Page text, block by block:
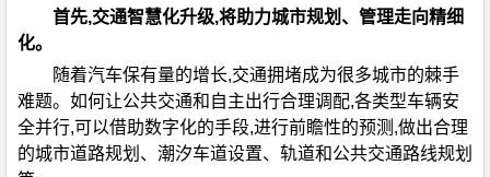
首先,交通智慧化升级,将助力城市规划、管理走向精细
化。
随着汽车保有量的增长,交通拥堵成为很多城市的棘手
难题。如何让公共交通和自主出行合理调配,各类型车辆安
全并行,可以借助数字化的手段,进行前瞻性的预测,做出合理
的城市道路规划、潮汐车道设置、轨道和公共交通路线规划